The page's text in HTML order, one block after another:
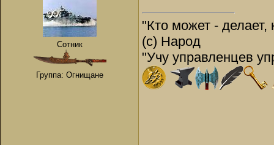
Сотник
Группа: Огнищане
"Кто может - делает,
(с) Народ
"Учу управленцев